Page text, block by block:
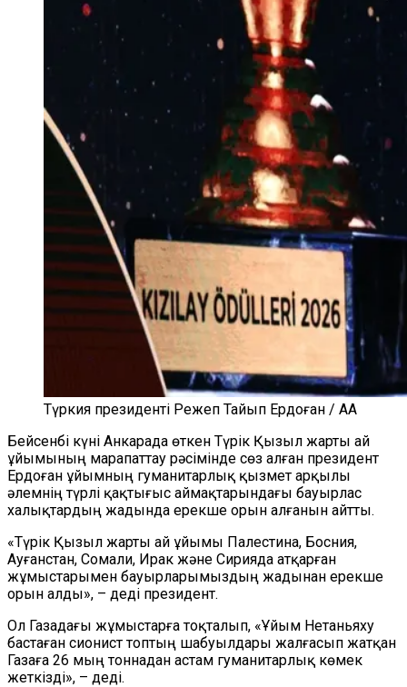
Түркия президенті Режеп Тайып Ердоған / AA
Бейсенбі күні Анкарада өткен Түрік Қызыл жарты ай
ұйымының марапаттау рәсімінде сөз алған президент
Ердоған ұйымның гуманитарлық қызмет арқылы
әлемнің түрлі қақтығыс аймақтарындағы бауырлас
халықтардың жадында ерекше орын алғанын айтты.
«Түрік Қызыл жарты ай ұйымы Палестина, Босния,
Ауғанстан, Сомали, Ирак және Сирияда атқарған
жұмыстарымен бауырларымыздың жадынан ерекше
орын алды», – деді президент.
Ол Газадағы жұмыстарға тоқталып, «Ұйым Нетаньяху
бастаған сионист топтың шабуылдары жалғасып жатқан
Газаға 26 мың тоннадан астам гуманитарлық көмек
жеткізді», – деді.